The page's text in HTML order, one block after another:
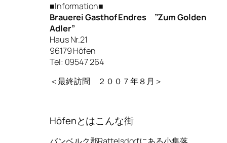
■Information■
Brauerei Gasthof Endres ”Zum Golden
Adler”
Haus Nr.21
96179 Höfen
Tel: 09547 264
＜最終訪問 ２００７年８月＞
Höfenとはこんな街